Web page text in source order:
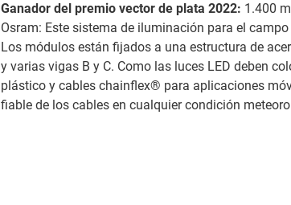
Ganador del premio vector de plata 2022: 1.400
Osram: Este sistema de iluminación para el
Los módulos están fijados a una estructura de
y varias vigas B y C. Como las luces LED deben
plástico y cables chainflex® para aplicaciones
fiable de los cables en cualquier condición